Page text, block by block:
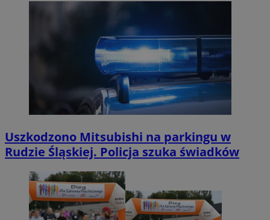
Uszkodzono Mitsubishi na parkingu w
Rudzie Śląskiej. Policja szuka świadków